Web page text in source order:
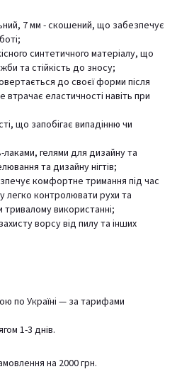
7 мм - скошений, що забезпечує
синтетичного матеріалу, що
та стійкість до зносу;
до своєї форми після
еластичності навіть при
що запобігає випадінню чи
гелями для дизайну та
та дизайну нігтів;
комфортне тримання під час
контролювати рухи та
використанні;
ворсу від пилу та інших
по Україні — за тарифами
1-3 днів.
на 2000 грн.